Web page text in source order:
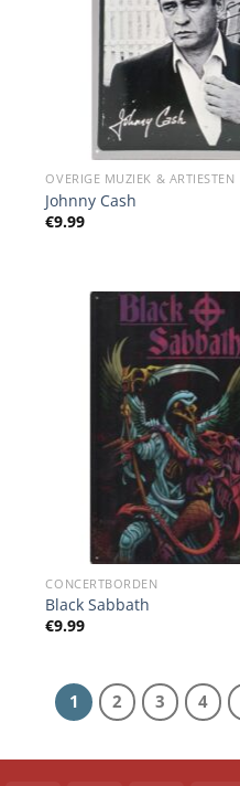
OVERIGE MUZIEK & ARTIESTEN
Johnny Cash
€9.99
CONCERTBORDEN
Black Sabbath
€9.99
1 2 3 4